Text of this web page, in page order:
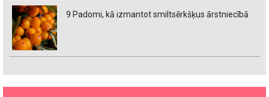
9 Padomi, kā izmantot smiltsērkšķus ārstniecībā